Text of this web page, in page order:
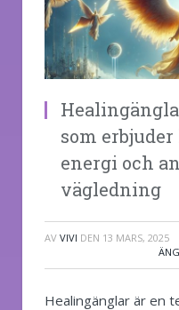
som
energi och
vägledning
AV VIVI DEN 13 MARS, 2025
Healingänglar är en